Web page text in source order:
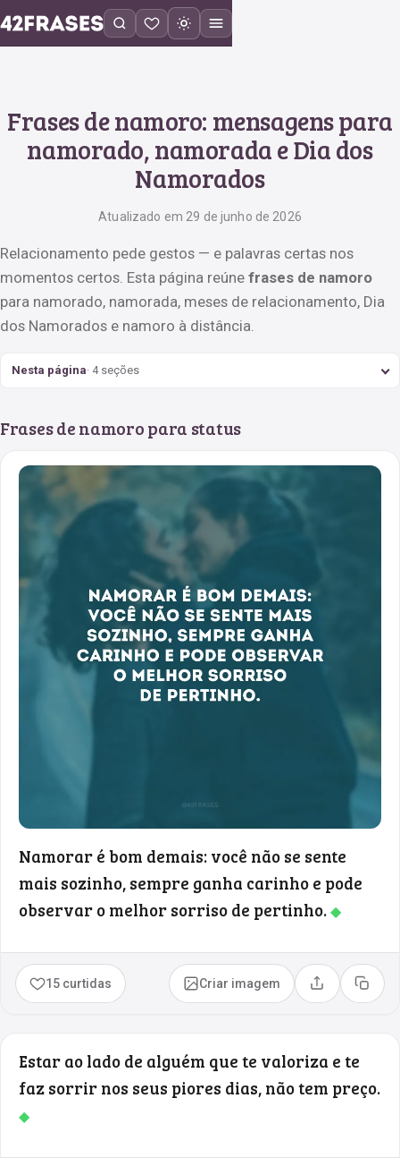
Frases de namoro: mensagens para
namorado, namorada e Dia dos
Namorados
Atualizado em 29 de junho de 2026
Relacionamento pede gestos — e palavras certas nos
momentos certos. Esta página reúne frases de namoro
para namorado, namorada, meses de relacionamento, Dia
dos Namorados e namoro à distância.
Nesta página· 4 seções
Frases de namoro para status
Namorar é bom demais: você não se sente
mais sozinho, sempre ganha carinho e pode
observar o melhor sorriso de pertinho.◆
15 curtidas Criar imagem Compartilhar
Copiar
Estar ao lado de alguém que te valoriza e te
faz sorrir nos seus piores dias, não tem preço.
◆